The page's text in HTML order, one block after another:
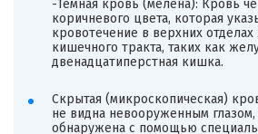
-Темная кровь (мелена): Кровь
коричневого цвета, которая
кровотечение в верхних
кишечного тракта, таких как
двенадцатиперстная кишка.
Скрытая (микроскопическая)
не видна невооруженным
обнаружена с помощью